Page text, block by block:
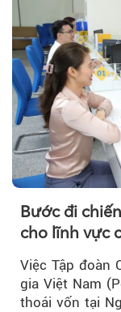
Bước đi
cho lĩnh vực
Việc Tập đoàn
gia Việt Nam
thoái vốn tại